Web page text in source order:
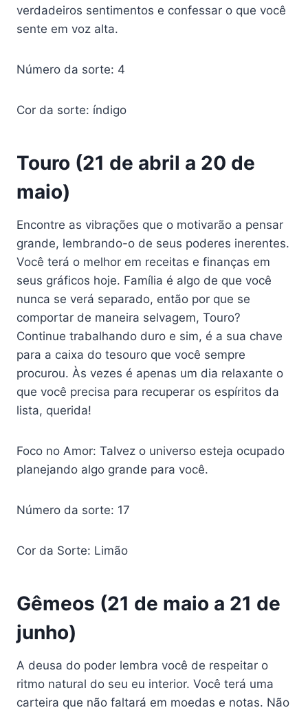
verdadeiros sentimentos e confessar o que você
sente em voz alta.
Número da sorte: 4
Cor da sorte: índigo
Touro (21 de abril a 20 de
maio)
Encontre as vibrações que o motivarão a pensar
grande, lembrando-o de seus poderes inerentes.
Você terá o melhor em receitas e finanças em
seus gráficos hoje. Família é algo de que você
nunca se verá separado, então por que se
comportar de maneira selvagem, Touro?
Continue trabalhando duro e sim, é a sua chave
para a caixa do tesouro que você sempre
procurou. Às vezes é apenas um dia relaxante o
que você precisa para recuperar os espíritos da
lista, querida!
Foco no Amor: Talvez o universo esteja ocupado
planejando algo grande para você.
Número da sorte: 17
Cor da Sorte: Limão
Gêmeos (21 de maio a 21 de
junho)
A deusa do poder lembra você de respeitar o
ritmo natural do seu eu interior. Você terá uma
carteira que não faltará em moedas e notas. Não